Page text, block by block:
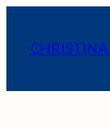
CHRISTINA